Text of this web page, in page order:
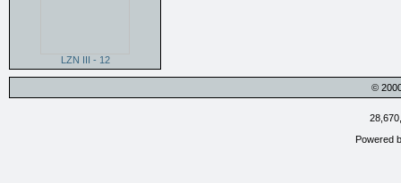
LZN III - 12
©
Powered